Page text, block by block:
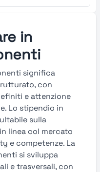
in
significa
con
e attenzione
Lo stipendio in
sulla
linea col mercato
e competenze. La
si sviluppa
e trasversali, con